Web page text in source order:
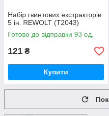
Набір гвинтових екстракторів
5 ін. REWOLT (T2043)
Готово до відправки 93 од.
121 ₴
Купити